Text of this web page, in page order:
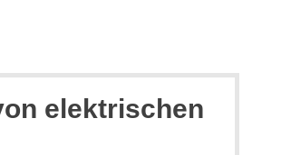
elektrischen